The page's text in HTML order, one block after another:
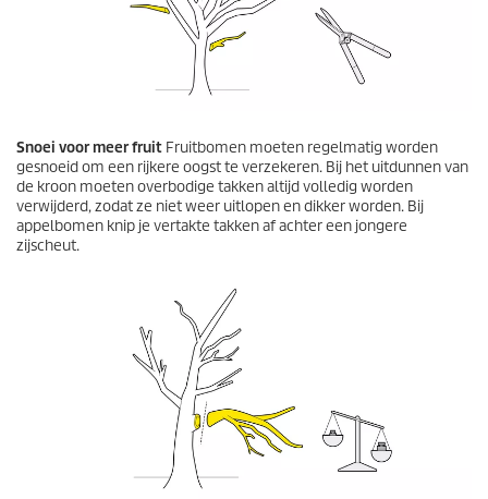
Snoei voor meer fruit Fruitbomen moeten regelmatig worden
gesnoeid om een rijkere oogst te verzekeren. Bij het uitdunnen van
de kroon moeten overbodige takken altijd volledig worden
verwijderd, zodat ze niet weer uitlopen en dikker worden. Bij
appelbomen knip je vertakte takken af achter een jongere
zijscheut.